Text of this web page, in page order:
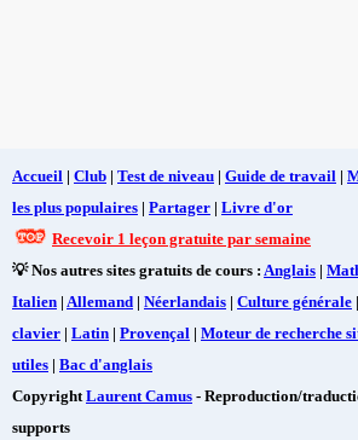
Accueil | Club | Test de niveau | Guide de travail |
les plus populaires | Partager | Livre d'or
Recevoir 1 leçon gratuite par semaine
💡 Nos autres sites gratuits de cours : Anglais |
Italien | Allemand | Néerlandais | Culture générale |
clavier | Latin | Provençal | Moteur de recherche
utiles | Bac d'anglais
Copyright Laurent Camus - Reproduction/
supports